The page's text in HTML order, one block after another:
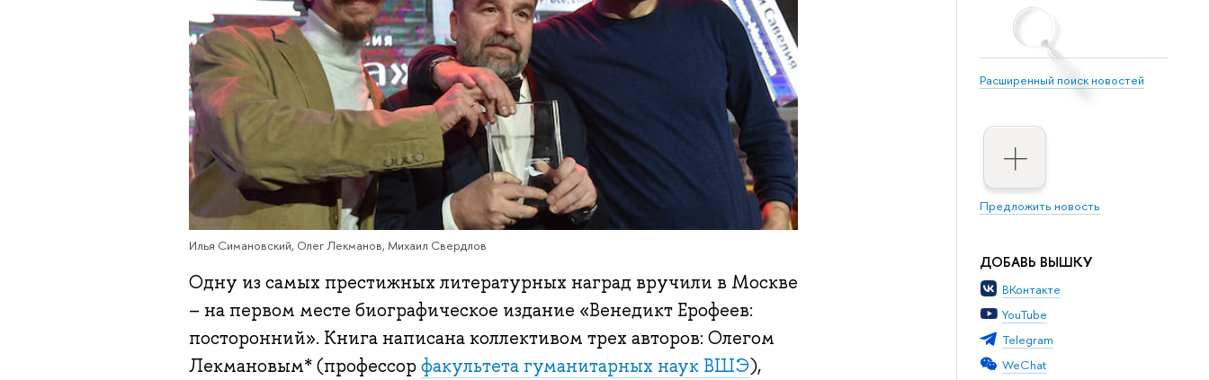
Расширенный поиск новостей
Предложить новость
ДОБАВЬ ВЫШКУ
ВКонтакте
YouTube
Telegram
WeChat
Илья Симановский, Олег Лекманов, Михаил Свердлов
Одну из самых престижных литературных наград вручили в Москве
– на первом месте биографическое издание «Венедикт Ерофеев:
посторонний». Книга написана коллективом трех авторов: Олегом
Лекмановым* (профессорфакультета гуманитарных наук ВШЭ),